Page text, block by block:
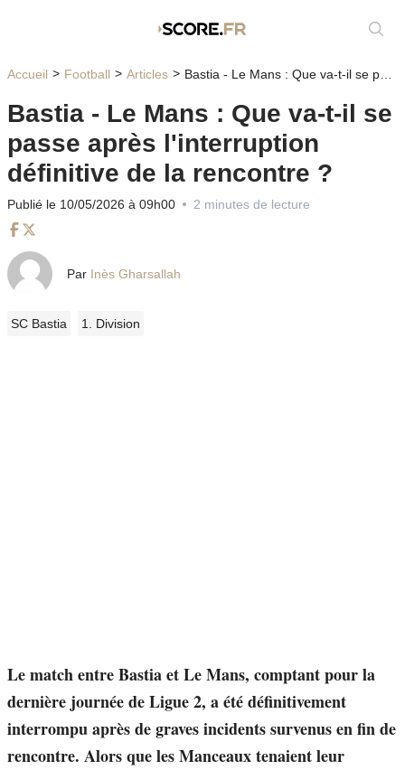
Accueil Football Articles Bastia - Le Mans : Que va-t-il se passe après l'interruption définitive de la rencontre ?
Bastia - Le Mans : Que va-t-il se
passe après l'interruption
définitive de la rencontre ?
Publié le 10/05/2026 à 09h00 2 minutes de lecture
Par Inès Gharsallah
SC Bastia 1. Division
Le match entre Bastia et Le Mans, comptant pour la
dernière journée de Ligue 2, a été définitivement
interrompu après de graves incidents survenus en fin de
rencontre. Alors que les Manceaux tenaient leur